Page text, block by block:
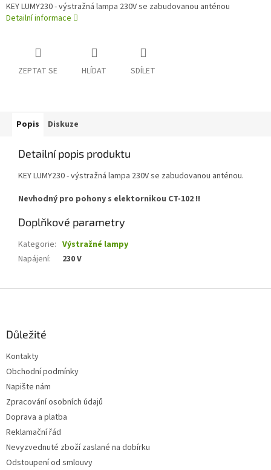
KEY LUMY230 - výstražná lampa 230V se zabudovanou anténou
Detailní informace
ZEPTAT SE HLÍDAT SDÍLET
Popis Diskuze
Detailní popis produktu
KEY LUMY230 - výstražná lampa 230V se zabudovanou anténou.
Nevhodný pro pohony s elektornikou CT-102 !!
Doplňkové parametry
Kategorie: Výstražné lampy
Napájení: 230 V
Důležité
Kontakty
Obchodní podmínky
Napište nám
Zpracování osobních údajů
Doprava a platba
Reklamační řád
Nevyzvednuté zboží zaslané na dobírku
Odstoupení od smlouvy